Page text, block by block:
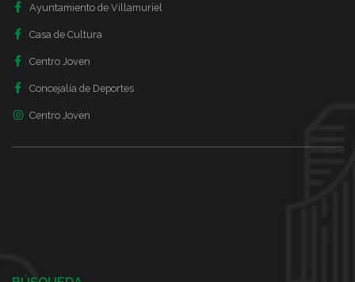
Ayuntamiento de Villamuriel
Casa de Cultura
Centro Joven
Concejalía de Deportes
Centro Joven